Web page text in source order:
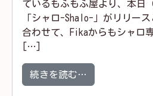
ているもふもふ屋より、本日
「シャロ-Shalo-」がリリー
合わせて、Fikaからもシャロ
[…]
続きを読む…